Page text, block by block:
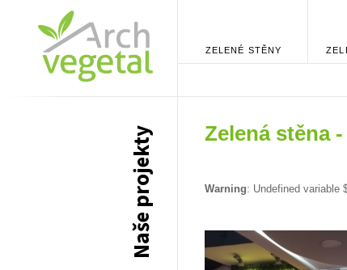
ZELENÉ STĚNY
Naše projekty Zelená stěna
Warning: Undefined variable